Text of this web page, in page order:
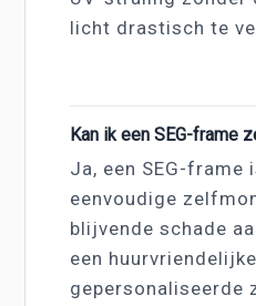
licht drastisch te
Kan ik een SEG-frame
Ja, een SEG-frame
eenvoudige
blijvende schade
een
gepersonaliseerde